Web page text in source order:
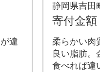
違
静岡県吉田
寄付金額
柔らかい肉
良い脂肪。
食べれば違